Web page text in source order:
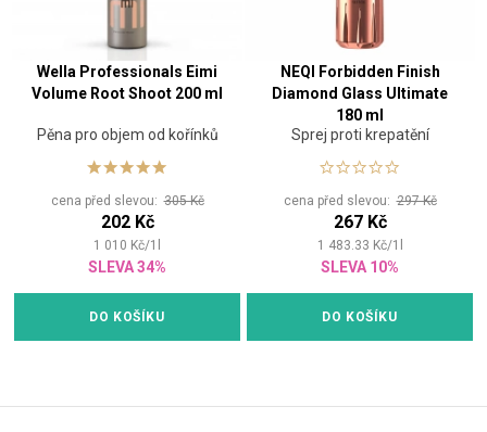
Wella Professionals Eimi
Volume Root Shoot 200 ml
Pěna pro objem od kořínků
cena před slevou:305 Kč
202 Kč
1 010 Kč/1
SLEVA 34%
DO KOŠÍKU
NEQI Forbidden Finish
Diamond Glass Ultimate
180 ml
Sprej proti krepatění
cena před slevou:297 Kč
267 Kč
1 483.33 Kč/1
SLEVA 10%
DO KOŠÍKU